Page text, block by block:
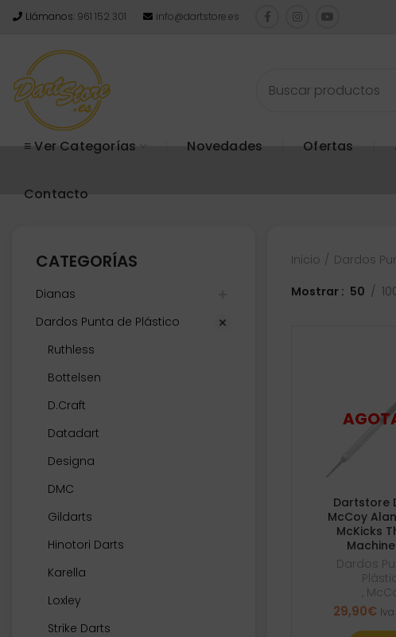
Llámanos: 961 152 301 info@dartstore.es
≡ Ver Categorías Novedades Ofertas
Contacto
CATEGORÍAS
Dianas
Dardos Punta de Plástico
Ruthless
Bottelsen
D.Craft
Datadart
Designa
DMC
Gildarts
Hinotori Darts
Karella
Loxley
Strike Darts
Inicio Dardos
Mostrar 50
Dartstore
McCoy
McKicks
Dardos
,
29,90€